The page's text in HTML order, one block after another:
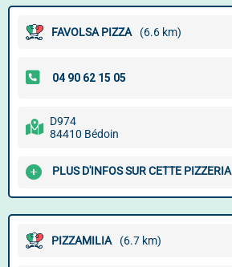
FAVOLSA PIZZA (6.6 km)
D974
84410 Bédoin
PLUS D'INFOS SUR CETTE PIZZERIA
PIZZAMILIA (6.7 km)